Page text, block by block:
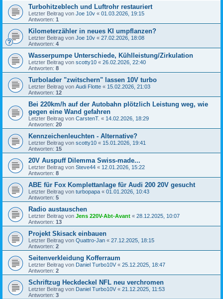
Turbohitzeblech und Luftrohr restauriert
Letzter Beitrag von Joe 10v « 01.03.2026, 19:15
Antworten: 1
Kilometerzähler in neues KI umpflanzen?
Letzter Beitrag von Joe 10v « 27.02.2026, 18:08
Antworten: 4
Wasserpumpe Unterschiede, Kühlleistung/Zirkulation
Letzter Beitrag von scotty10 « 26.02.2026, 22:40
Antworten: 8
Turbolader "zwitschern" lassen 10V turbo
Letzter Beitrag von Audi Flotte « 15.02.2026, 21:03
Antworten: 12
Bei 220km/h auf der Autobahn plötzlich Leistung weg, wie
gegen eine Wand gefahren
Letzter Beitrag von CarstenT. « 14.02.2026, 18:29
Antworten: 20
Kennzeichenleuchten - Alternative?
Letzter Beitrag von scotty10 « 15.01.2026, 19:41
Antworten: 15
20V Auspuff Dilemma Swiss-made...
Letzter Beitrag von Steve44 « 12.01.2026, 15:22
Antworten: 8
ABE für Fox Komplettanlage für Audi 200 20V gesucht
Letzter Beitrag von turbopapa « 01.01.2026, 10:43
Antworten: 5
Radio austauschen
Letzter Beitrag von Jens 220V-Abt-Avant « 28.12.2025, 10:07
Antworten: 13
Projekt Skisack einbauen
Letzter Beitrag von Quattro-Jan « 27.12.2025, 18:15
Antworten: 2
Seitenverkleidung Kofferraum
Letzter Beitrag von Daniel Turbo10V « 25.12.2025, 18:47
Antworten: 2
Schriftzug Heckdeckel NFL neu verchromen
Letzter Beitrag von Daniel Turbo10V « 21.12.2025, 11:53
Antworten: 3